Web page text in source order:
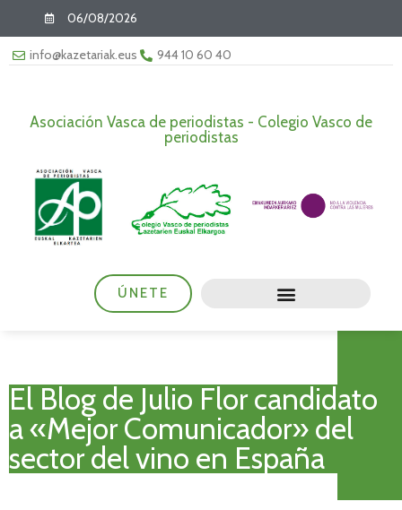
06/08/2026
info@kazetariak.eus 944 10 60 40
Asociación Vasca de periodistas - Colegio Vasco de
periodistas
ÚNETE
El Blog de Julio Flor candidato
a «Mejor Comunicador» del
sector del vino en España